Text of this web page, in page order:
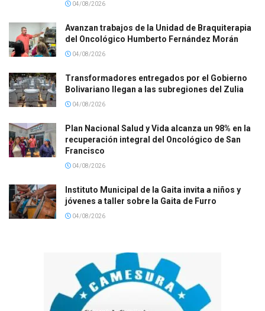
04/08/2026
Avanzan trabajos de la Unidad de Braquiterapia
del Oncológico Humberto Fernández Morán
04/08/2026
Transformadores entregados por el Gobierno
Bolivariano llegan a las subregiones del Zulia
04/08/2026
Plan Nacional Salud y Vida alcanza un 98% en la
recuperación integral del Oncológico de San
Francisco
04/08/2026
Instituto Municipal de la Gaita invita a niños y
jóvenes a taller sobre la Gaita de Furro
04/08/2026